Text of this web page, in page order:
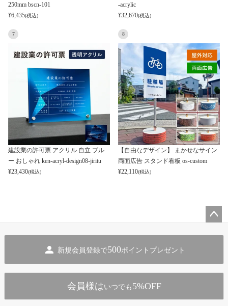
250mm bscn-101
¥6,435(税込)
-acrylic
¥32,670(税込)
7
建設業の許可票 アクリル 自立 ブル
ー おしゃれ ken-acryl-design08-jiritu
¥23,430(税込)
8
【自由なデザイン】 まかせなサイン
両面広告 スタンド看板 os-custom
¥22,110(税込)
新規会員登録で500ポイントプレゼント
会員様は いつでも 5%OFF